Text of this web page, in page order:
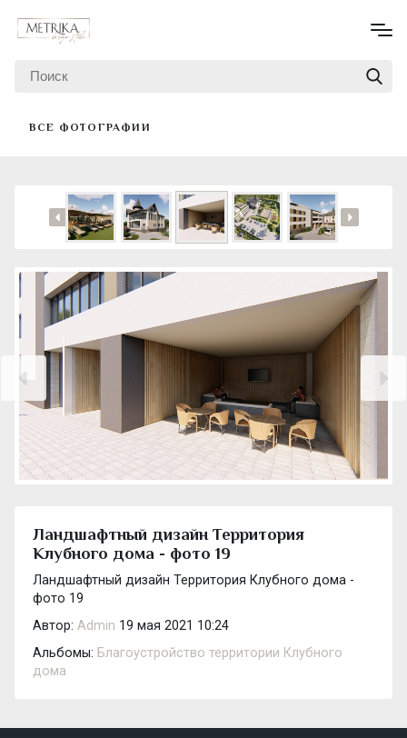
ВСЕ ФОТОГРАФИИ
Ландшафтный дизайн Территория
Клубного дома - фото 19
Ландшафтный дизайн Территория Клубного дома -
фото 19
Автор: Admin 19 мая 2021 10:24
Альбомы: Благоустройство территории Клубного
дома